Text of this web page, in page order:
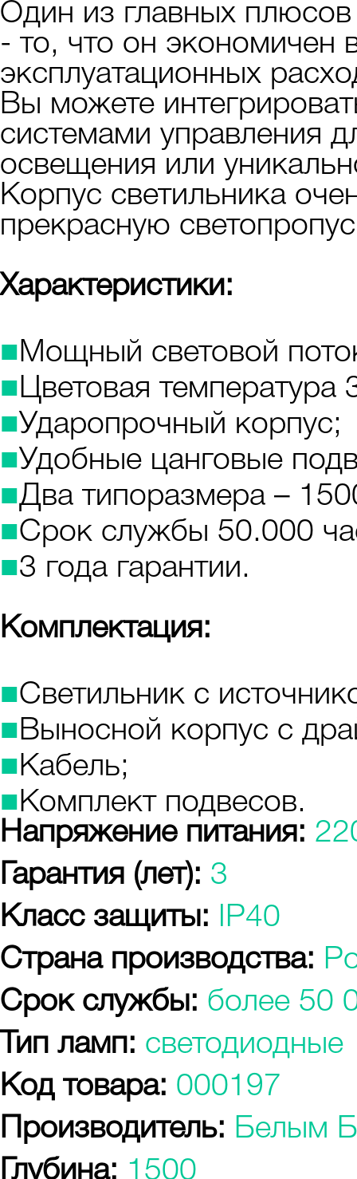
Один из главных
- то, что он экономичен
эксплуатационных
Вы можете
системами управления
освещения или
Корпус светильника
прекрасную
Характеристики:
■ Мощный световой
■ Цветовая
■Ударопрочный корпус;
■Удобные цанговые
■Два типоразмера –
■Срок службы 50.000
■3 года гарантии.
Комплектация:
■Светильник с
■ Выносной корпус с
■ Кабель;
■ Комплект подвесов.
Напряжение питания:
Гарантия (лет): 3
Класс защиты:
IP40
Страна производства:
Срок службы: более 50
Тип ламп: светодиодные
Код товара: 000197
Производитель: Белым
Глубина: 1500